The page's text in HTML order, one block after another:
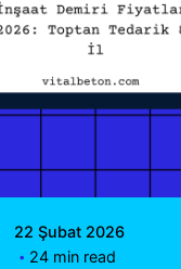
Posted by
Webmaster
22 Şubat 2026
24 min read